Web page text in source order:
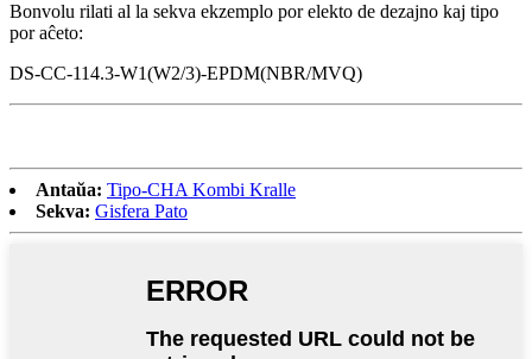
Bonvolu rilati al la sekva ekzemplo por elekto de dezajno kaj tipo
por aĉeto:
DS-CC-114.3-W1(W2/3)-EPDM(NBR/MVQ)
Antaŭa: Tipo-CHA Kombi Kralle
Sekva: Gisfera Pato